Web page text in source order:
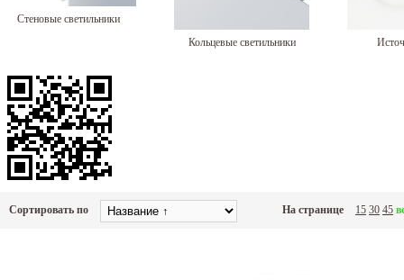
Стеновые светильники
Кольцевые светильники
Сортировать по На странице 15 30 45